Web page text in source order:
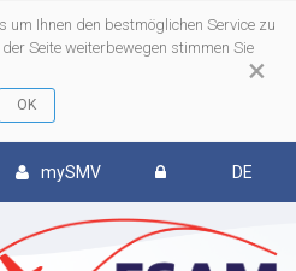
×
um Ihnen den bestmöglichen Service zu
Seite weiterbewegen stimmen Sie
mySMV DE